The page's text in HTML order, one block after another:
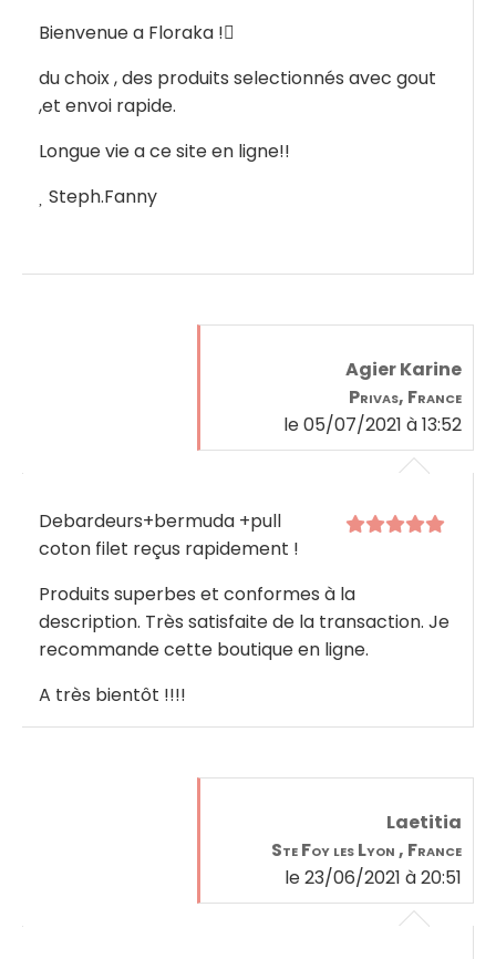
Bienvenue a Floraka !
du choix , des produits selectionnés avec gout
,et envoi rapide.
Longue vie a ce site en ligne!!
Steph.Fanny
Agier Karine
Privas, France
le 05/07/2021 à 13:52
Debardeurs+bermuda +pull
coton filet reçus rapidement !
Produits superbes et conformes à la
description. Très satisfaite de la transaction. Je
recommande cette boutique en ligne.
A très bientôt !!!!
Laetitia
Ste Foy les Lyon , France
le 23/06/2021 à 20:51